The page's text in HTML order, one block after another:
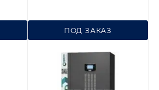
ПОД ЗАКАЗ